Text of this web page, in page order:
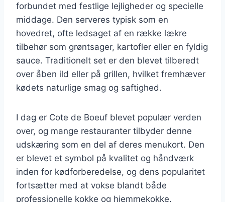
forbundet med festlige lejligheder og specielle
middage. Den serveres typisk som en
hovedret, ofte ledsaget af en række lækre
tilbehør som grøntsager, kartofler eller en fyldig
sauce. Traditionelt set er den blevet tilberedt
over åben ild eller på grillen, hvilket fremhæver
kødets naturlige smag og saftighed.
I dag er Cote de Boeuf blevet populær verden
over, og mange restauranter tilbyder denne
udskæring som en del af deres menukort. Den
er blevet et symbol på kvalitet og håndværk
inden for kødforberedelse, og dens popularitet
fortsætter med at vokse blandt både
professionelle kokke og hjemmekokke.